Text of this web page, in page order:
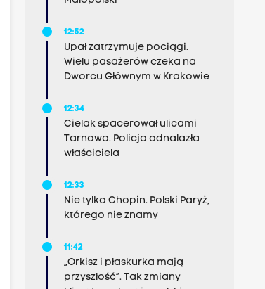
12:52
Upał zatrzymuje pociągi.
Wielu pasażerów czeka na
Dworcu Głównym w Krakowie
12:34
Cielak spacerował ulicami
Tarnowa. Policja odnalazła
właściciela
12:33
Nie tylko Chopin. Polski Paryż,
którego nie znamy
11:42
„Orkisz i płaskurka mają
przyszłość”. Tak zmiany